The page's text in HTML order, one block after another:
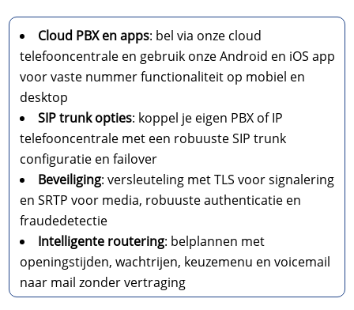
Cloud PBX en apps: bel via onze cloud
telefooncentrale en gebruik onze Android en iOS app
voor vaste nummer functionaliteit op mobiel en
desktop
SIP trunk opties: koppel je eigen PBX of IP
telefooncentrale met een robuuste SIP trunk
configuratie en failover
Beveiliging: versleuteling met TLS voor signalering
en SRTP voor media, robuuste authenticatie en
fraudedetectie
Intelligente routering: belplannen met
openingstijden, wachtrijen, keuzemenu en voicemail
naar mail zonder vertraging